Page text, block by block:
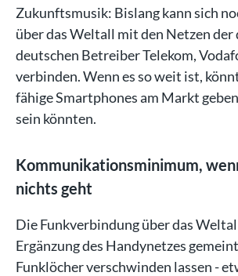
Zukunftsmusik: Bislang kann sich
über das Weltall mit den Netzen
deutschen Betreiber Telekom,
verbinden. Wenn es so weit ist,
fähige Smartphones am Markt
sein könnten.
Kommunikationsminimum,
nichts geht
Die Funkverbindung über das
Ergänzung des Handynetzes
Funklöcher verschwinden lassen -